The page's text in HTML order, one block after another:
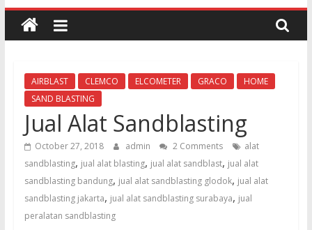
Jual
garnet
Sand
Blasting
Jual
Pasir
Garnet
untuk
sandblasting
AIRBLAST CLEMCO ELCOMETER GRACO
HOME
SAND BLASTING
Jual Alat Sandblasting
October 27, 2018 admin 2 Comments
alat
sandblasting, jual alat blasting, jual alat sandblast, jual alat
sandblasting bandung, jual alat sandblasting glodok, jual alat
sandblasting jakarta, jual alat sandblasting surabaya, jual
peralatan sandblasting